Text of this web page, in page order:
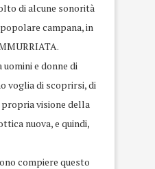
di alcune sonorità
campana, in
e donne di
voglia di scoprirsi, di
visione della
nuova, e quindi,
compiere questo